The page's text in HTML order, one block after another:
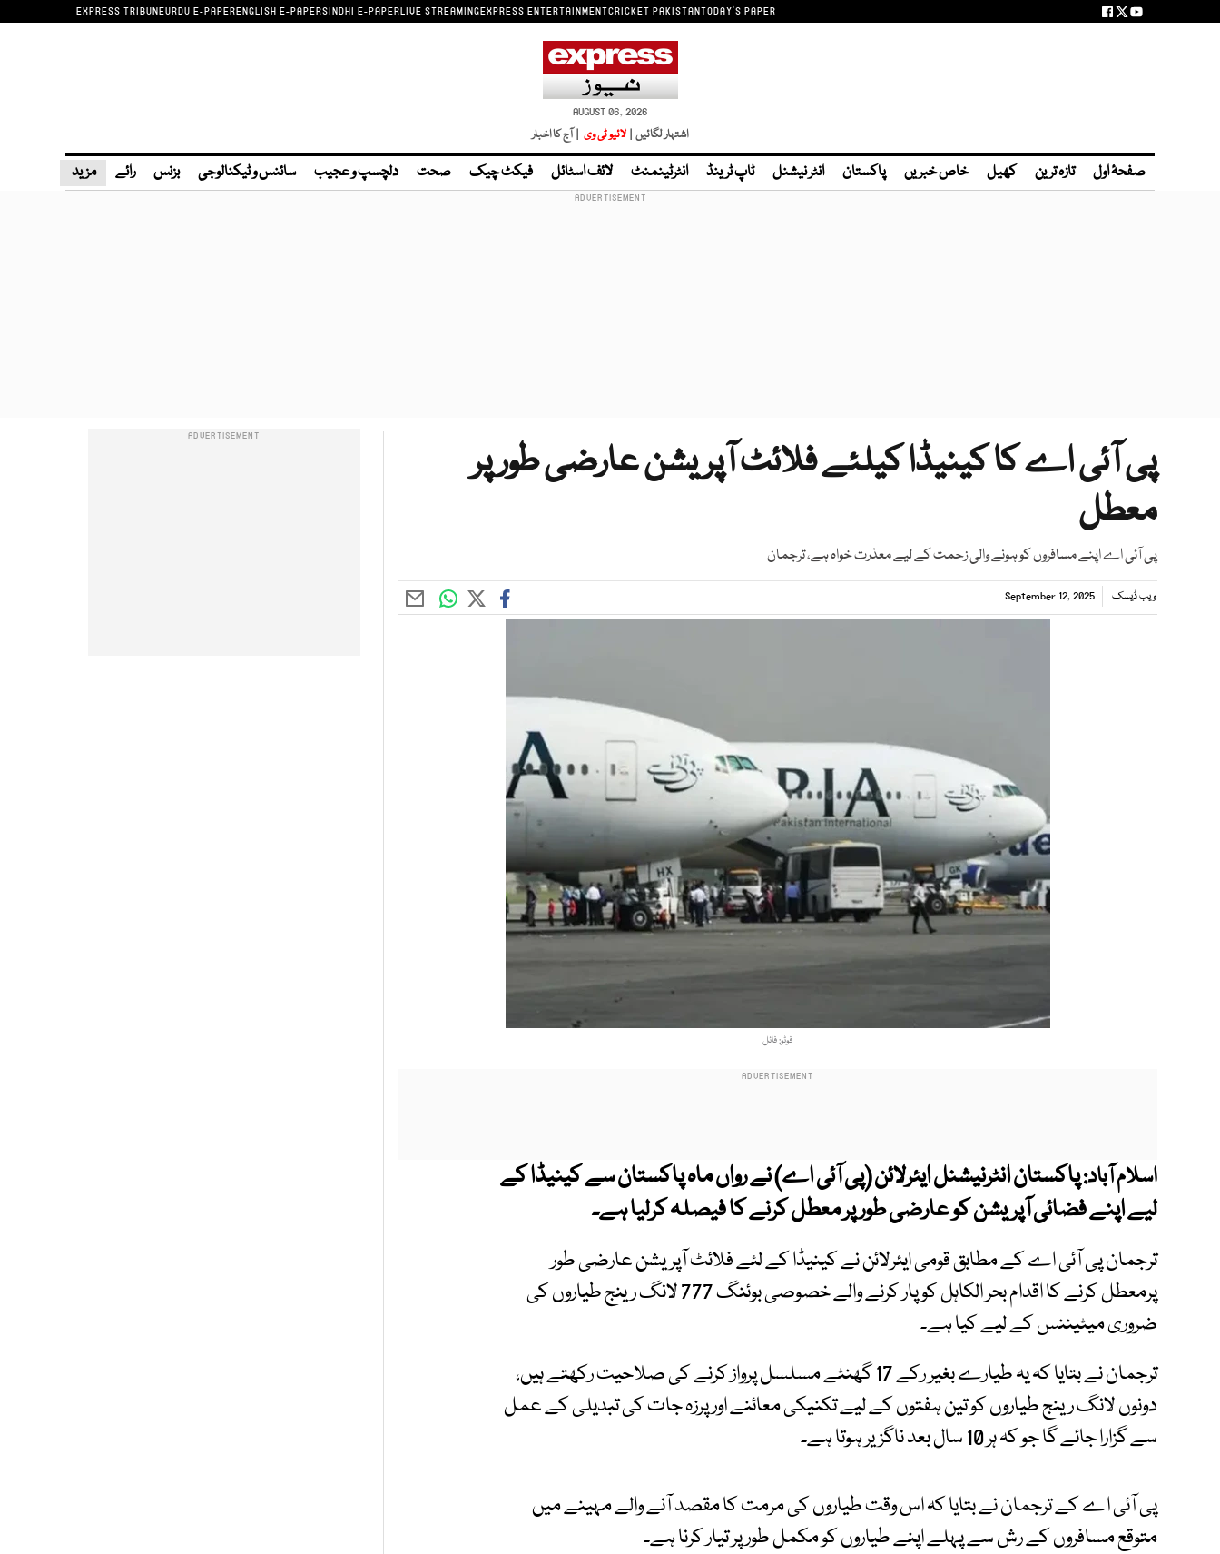
EXPRESS TRIBUNEURDU E-PAPERENGLISH E-PAPERSINDHI E-PAPERLIVE STREAMINGEXPRESS ENTERTAINMENTCRICKET PAKISTANTODAY'S PAPER
AUGUST 06, 2026
اشتہار لگائیں | لائیو ٹی وی | آج کا اخبار
صفحۂ اول تازہ ترین کھیل خاص خبریں پاکستان انٹر نیشنل ٹاپ ٹرینڈ انٹرٹینمنٹ لائف اسٹائل فیکٹ چیک صحت دلچسپ و عجیب سائنس و ٹیکنالوجی بزنس رائے مزید
پی آئی اے کا کینیڈا کیلئے فلائٹ آپریشن عارضی طور پر
معطل
​پی آئی اے اپنے مسافروں کو ہونے والی زحمت کے لیے معذرت خواہ ہے، ترجمان
ویب ڈیسک September 12, 2025
فوٹو: فائل
اسلام آباد:پاکستان انٹرنیشنل ایئرلائن (​پی آئی اے) نے رواں ماہ پاکستان سے کینیڈا کے
لیے اپنے فضائی آپریشن کو عارضی طور پر معطل کرنے کا فیصلہ کرلیا ہے۔
ترجمان پی آئی اے کے مطابق قومی ایئرلائن نے کینیڈا کے لئے فلائٹ آپریشن عارضی طور
پرمعطل کرنے کا اقدام بحر الکاہل کو پار کرنے والے خصوصی بوئنگ 777 لانگ رینج طیاروں کی
ضروری میٹیننس کے لیے کیا ہے۔
ترجمان نے بتایا کہ یہ طیارے بغیر رکے 17 گھنٹے مسلسل پرواز کرنے کی صلاحیت رکھتے ہیں، ​
دونوں لانگ رینج طیاروں کو تین ہفتوں کے لیے تکنیکی معائنے اور پرزہ جات کی تبدیلی کے عمل
سے گزارا جائے گا جو کہ ہر 10 سال بعد ناگزیر ہوتا ہے۔
پی آئی اے کے ترجمان نے بتایا کہ اس وقت طیاروں کی مرمت کا مقصد آنے والے مہینے میں
متوقع مسافروں کے رش سے پہلے اپنے طیاروں کو مکمل طور پر تیار کرنا ہے۔